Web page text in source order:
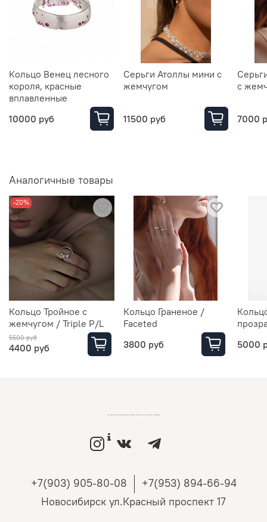
Кольцо Венец лесного
короля, красные
вплавленные
10000 руб
Серьги Атоллы мини с
жемчугом
11500 руб
с
7000
Аналогичные товары
-20%
Кольцо Тройное с
жемчугом / Triple P/L
5500 руб
4400 руб
Кольцо Граненое /
Faceted
3800 руб
5000
+7(903) 905-80-08
+7(953) 894-66-94
Новосибирск ул.Красный проспект 17
LOVEMONO МАГАЗИН УКРАШЕНИЙ ИЗ СЕРЕБРА И ЗОЛОТА РОССИЙСКИХ ДИЗАЙНЕРОВ